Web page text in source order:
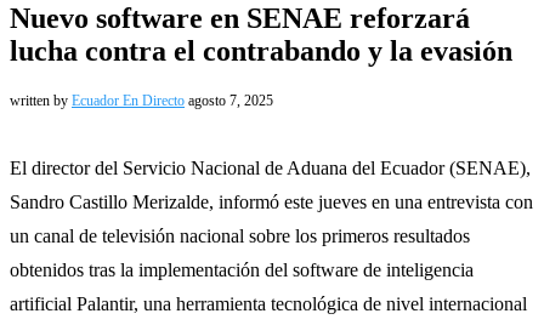
Nuevo software en SENAE reforzará
lucha contra el contrabando y la evasión
written by Ecuador En Directo agosto 7, 2025
El director del Servicio Nacional de Aduana del Ecuador (SENAE),
Sandro Castillo Merizalde, informó este jueves en una entrevista con
un canal de televisión nacional sobre los primeros resultados
obtenidos tras la implementación del software de inteligencia
artificial Palantir, una herramienta tecnológica de nivel internacional